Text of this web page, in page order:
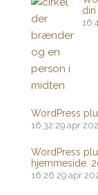
din
WordPress
16:32 29 apr
WordPress
hjemmeside.
16:26 29 apr